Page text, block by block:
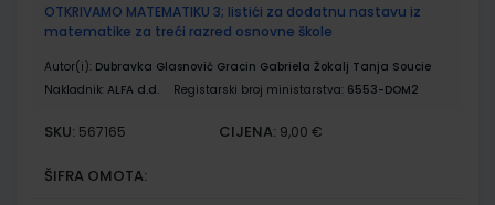
OTKRIVAMO MATEMATIKU 3; listići za dodatnu nastavu iz
matematike za treći razred osnovne škole
Autor(i): Dubravka Glasnović Gracin Gabriela Žokalj Tanja Soucie
Nakladnik: ALFA d.d. Registarski broj ministarstva: 6553-DOM2
SKU: 567165 CIJENA: 9,00 €
ŠIFRA OMOTA: